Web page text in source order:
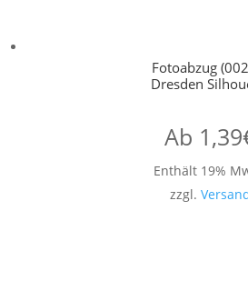
Fotoabzug
Dresden
Ab 1,39
Enthält 19%
zzgl.